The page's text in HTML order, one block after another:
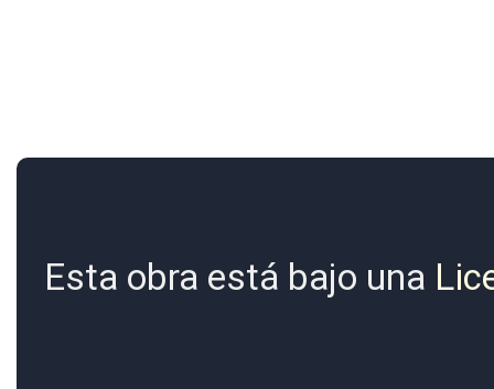
Esta obra está bajo una